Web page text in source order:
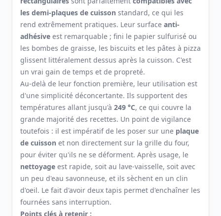
les demi-plaques de cuisson standard, ce qui les
rend extrêmement pratiques. Leur surface anti-
adhésive est remarquable ; fini le papier sulfurisé ou
les bombes de graisse, les biscuits et les pâtes à pizza
glissent littéralement dessus après la cuisson. C'est
un vrai gain de temps et de propreté.
Au-delà de leur fonction première, leur utilisation est
d'une simplicité déconcertante. Ils supportent des
températures allant jusqu'à 249 °C, ce qui couvre la
grande majorité des recettes. Un point de vigilance
toutefois : il est impératif de les poser sur une plaque
de cuisson et non directement sur la grille du four,
pour éviter qu'ils ne se déforment. Après usage, le
nettoyage est rapide, soit au lave-vaisselle, soit avec
un peu d'eau savonneuse, et ils sèchent en un clin
d'oeil. Le fait d'avoir deux tapis permet d'enchaîner les
fournées sans interruption.
Points clés à retenir :